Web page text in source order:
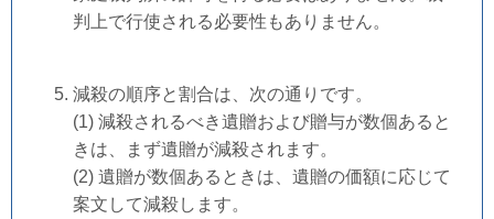
判上で行使される必要性もありません。
減殺の順序と割合は、次の通りです。
(1) 減殺されるべき遺贈および贈与が数個あると
きは、まず遺贈が減殺されます。
(2) 遺贈が数個あるときは、遺贈の価額に応じて
案文して減殺します。